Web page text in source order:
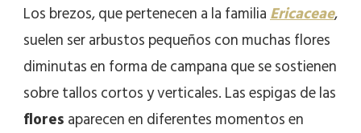
Los brezos, que pertenecen a la familiaEricaceae,
suelen ser arbustos pequeños con muchas flores
diminutas en forma de campana que se sostienen
sobre tallos cortos y verticales. Las espigas de las
floresaparecen en diferentes momentos en